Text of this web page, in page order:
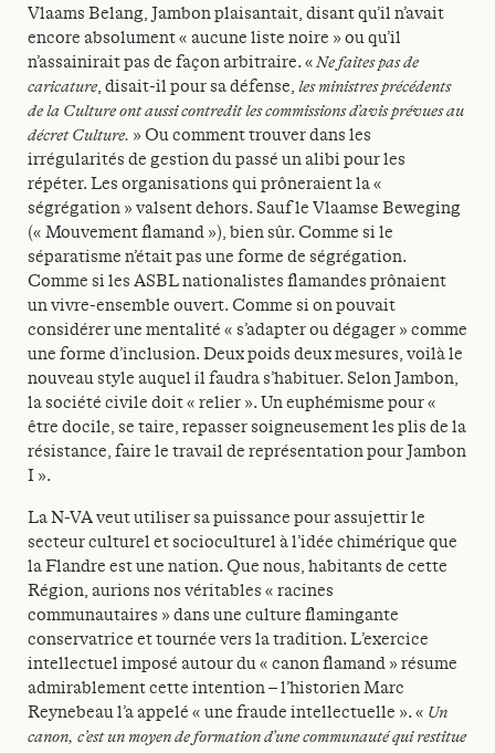
Vlaams Belang, Jambon plaisantait, disant qu’il n’avait
encore absolument « aucune liste noire » ou qu’il
n’assainirait pas de façon arbitraire. «Ne faites pas de
caricature, disait-il pour sa défense, les ministres précédents
de la Culture ont aussi contredit les commissions d’avis prévues au
décret Culture. » Ou comment trouver dans les
irrégularités de gestion du passé un alibi pour les
répéter. Les organisations qui prôneraient la «
ségrégation » valsent dehors. Sauf le Vlaamse Beweging
(« Mouvement flamand »), bien sûr. Comme si le
séparatisme n’était pas une forme de ségrégation.
Comme si les ASBL nationalistes flamandes prônaient
un vivre-ensemble ouvert. Comme si on pouvait
considérer une mentalité « s’adapter ou dégager » comme
une forme d’inclusion. Deux poids deux mesures, voilà le
nouveau style auquel il faudra s’habituer. Selon Jambon,
la société civile doit « relier ». Un euphémisme pour «
être docile, se taire, repasser soigneusement les plis de la
résistance, faire le travail de représentation pour Jambon
I ».
La N-VA veut utiliser sa puissance pour assujettir le
secteur culturel et socioculturel à l’idée chimérique que
la Flandre est une nation. Que nous, habitants de cette
Région, aurions nos véritables « racines
communautaires » dans une culture flamingante
conservatrice et tournée vers la tradition. L’exercice
intellectuel imposé autour du « canon flamand » résume
admirablement cette intention – l’historien Marc
Reynebeau l’a appelé « une fraude intellectuelle ». « Un
canon, c’est un moyen de formation d’une communauté qui restitue